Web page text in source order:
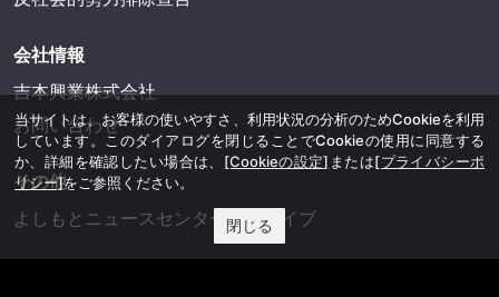
会社情報
吉本興業株式会社
お問い合わせ
その他
よしもとニュースセンターアーカイブ
当サイトは、お客様の使いやすさ、利用状況の分析のためCookieを利用
しています。このダイアログを閉じることでCookieの使用に同意する
か、詳細を確認したい場合は、 [Cookieの設定] または[プライバシーポ
リシー]をご参照ください。
閉じる